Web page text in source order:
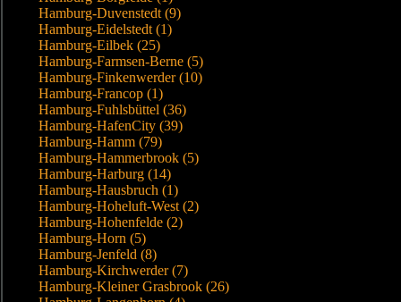
Hamburg-Duvenstedt (9)
Hamburg-Eidelstedt (1)
Hamburg-Eilbek (25)
Hamburg-Farmsen-Berne (5)
Hamburg-Finkenwerder (10)
Hamburg-Francop (1)
Hamburg-Fuhlsbüttel (36)
Hamburg-HafenCity (39)
Hamburg-Hamm (79)
Hamburg-Hammerbrook (5)
Hamburg-Harburg (14)
Hamburg-Hausbruch (1)
Hamburg-Hoheluft-West (2)
Hamburg-Hohenfelde (2)
Hamburg-Horn (5)
Hamburg-Jenfeld (8)
Hamburg-Kirchwerder (7)
Hamburg-Kleiner Grasbrook (26)